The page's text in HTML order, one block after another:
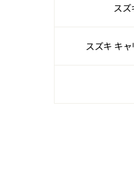
ス
スズキ キ